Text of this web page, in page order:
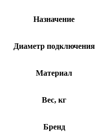
Назначение
Диаметр подключения
Материал
Вес, кг
Бренд